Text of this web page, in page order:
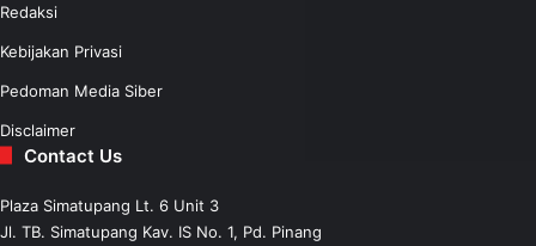
Redaksi
Kebijakan Privasi
Pedoman Media Siber
Disclaimer
Contact Us
Plaza Simatupang Lt. 6 Unit 3
Jl. TB. Simatupang Kav. IS No. 1, Pd. Pinang